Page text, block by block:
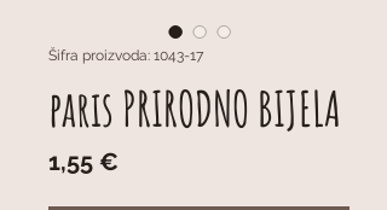
Šifra proizvoda: 1043-17
paris PRIRODNO BIJELA
1,55 €